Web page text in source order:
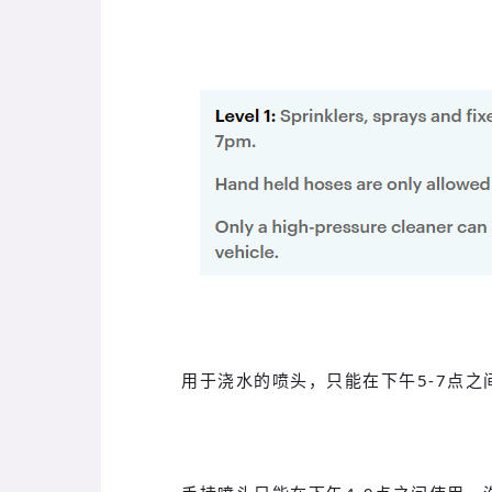
用于浇水的喷头，只能在下午5-7点之